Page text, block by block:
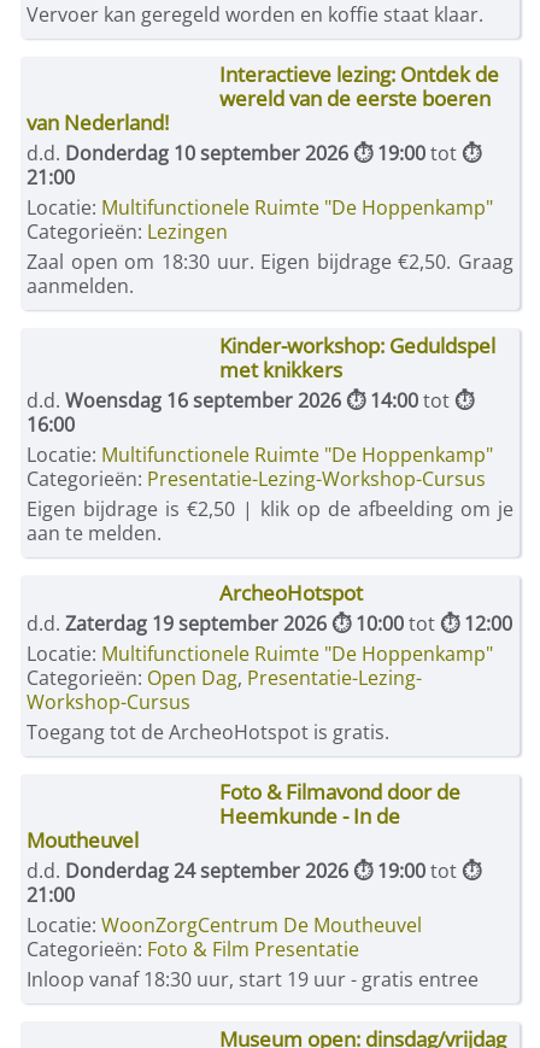
Vervoer kan geregeld worden en koffie staat klaar.
Interactieve lezing: Ontdek de
wereld van de eerste boeren
van Nederland!
d.d. Donderdag 10 september 2026 ⏱ 19:00tot ⏱
21:00
Locatie: Multifunctionele Ruimte "De Hoppenkamp"
Categorieën: Lezingen
Zaal open om 18:30 uur. Eigen bijdrage €2,50. Graag
aanmelden.
Kinder-workshop: Geduldspel
met knikkers
d.d.Woensdag 16 september 2026 ⏱ 14:00tot ⏱
16:00
Locatie: Multifunctionele Ruimte "De Hoppenkamp"
Categorieën: Presentatie-Lezing-Workshop-Cursus
Eigen bijdrage is €2,50 | klik op de afbeelding om je
aan te melden.
ArcheoHotspot
d.d.Zaterdag 19 september 2026 ⏱ 10:00tot ⏱ 12:00
Locatie: Multifunctionele Ruimte "De Hoppenkamp"
Categorieën: Open Dag, Presentatie-Lezing-
Workshop-Cursus
Toegang tot de ArcheoHotspot is gratis.
Foto & Filmavond door de
Heemkunde - In de
Moutheuvel
d.d. Donderdag 24 september 2026 ⏱ 19:00tot ⏱
21:00
Locatie:WoonZorgCentrum De Moutheuvel
Categorieën: Foto & Film Presentatie
Inloop vanaf 18:30 uur, start 19 uur - gratis entree
Museum open: dinsdag/vrijdag